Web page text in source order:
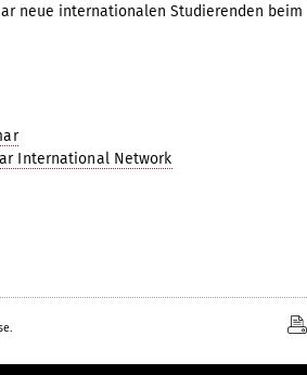
neue internationalen Studierenden beim
International Network